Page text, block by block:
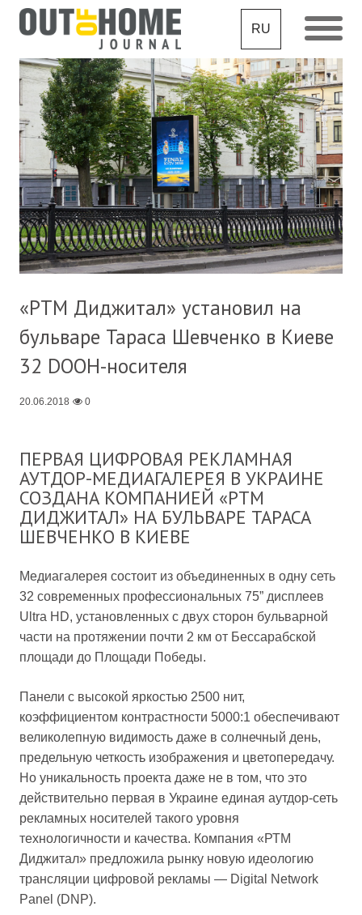
RU
«РТМ Диджитал» установил на
бульваре Тараса Шевченко в Киеве
32 DOOH-носителя
20.06.2018 0
ПЕРВАЯ ЦИФРОВАЯ РЕКЛАМНАЯ
АУТДОР-МЕДИАГАЛЕРЕЯ В УКРАИНЕ
СОЗДАНА КОМПАНИЕЙ «РТМ
ДИДЖИТАЛ» НА БУЛЬВАРЕ ТАРАСА
ШЕВЧЕНКО В КИЕВЕ
Медиагалерея состоит из объединенных в одну сеть
32 современных профессиональных 75” дисплеев
Ultra HD, установленных с двух сторон бульварной
части на протяжении почти 2 км от Бессарабской
площади до Площади Победы.
Панели с высокой яркостью 2500 нит,
коэффициентом контрастности 5000:1 обеспечивают
великолепную видимость даже в солнечный день,
предельную четкость изображения и цветопередачу.
Но уникальность проекта даже не в том, что это
действительно первая в Украине единая аутдор-сеть
рекламных носителей такого уровня
технологичности и качества. Компания «РТМ
Диджитал» предложила рынку новую идеологию
трансляции цифровой рекламы — Digital Network
Panel (DNP).